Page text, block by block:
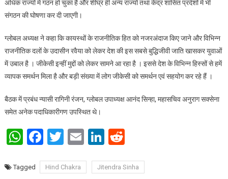
अधिक राज्यों में गठन हो चुका है और शीघ्र ही अन्य राज्यों तथा केंद्र शासित प्रदेशों में भी
संगठन की घोषणा कर दी जाएगी।
ग्लोबल अध्यक्ष ने कहा कि कायस्थों के राजनीतिक हित को नजरअंदाज किए जाने और विभिन्न
राजनीतिक दलों के उदासीन रवैया को लेकर देश की इस सबसे बुद्धिजीवी जाति खासकर युवाओं
में उबाल है । जीकेसी इन्हीं मुद्दों को लेकर सामने आ रहा है । इससे देश के विभिन्न हिस्सों से हमें
व्यापक समर्थन मिला है और बड़ी संख्या में लोग जीकेसी को समर्थन एवं सहयोग कर रहे हैं ।
बैठक में प्रबंध न्यासी रागिनी रंजन, ग्लोबल उपाध्यक्ष आनंद सिन्हा, महासचिव अनुराग सक्सेना
समेत अनेक पदाधिकारीगण उपस्थित थे।
WhatsApp
Facebook
Twitter
EmailLinkedIn
Reddit
Tagged Hind Chakra Jitendra Sinha